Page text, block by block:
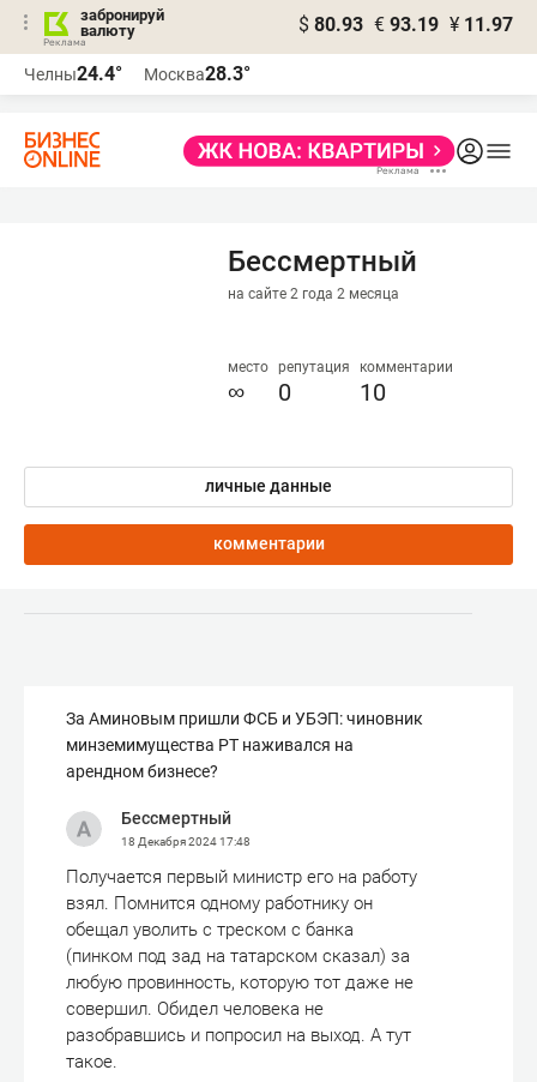
забронируй
валюту
$ 80.93 € 93.19 ¥ 11.97
Челны24.4° Москва28.3°
Бессмертный
на сайте 2 года 2 месяца
место
∞
репутация
0
комментарии
10
личные данные
комментарии
За Аминовым пришли ФСБ и УБЭП: чиновник
минземимущества РТ наживался на
арендном бизнесе?
Бессмертный
18 Декабря 202417:48
Получается первый министр его на работу
взял. Помнится одному работнику он
обещал уволить с треском с банка
(пинком под зад на татарском сказал) за
любую провинность, которую тот даже не
совершил. Обидел человека не
разобравшись и попросил на выход. А тут
такое.